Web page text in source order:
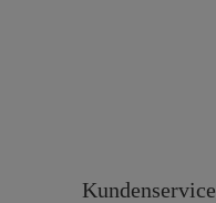
Kundenservice